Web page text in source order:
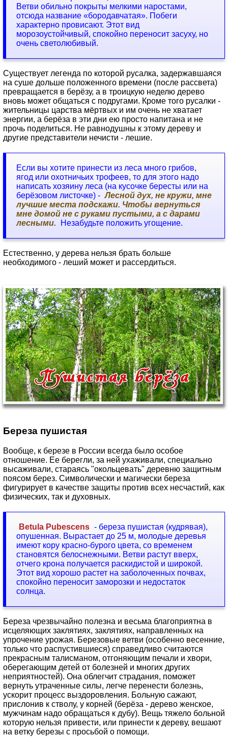
Ветви обильно покрыты мелкими наростами,
отсюда название «бородавчатая». Побеги
характерно провисают. Этот вид
морозоустойчивый, спокойно переносит засуху, но
очень светолюбивый.
Существует легенда по которой русалка, задержавшаяся
на суше дольше положенного времени (после рассвета)
превращается в берёзу, а в троицкую неделю дерево
вновь может общаться с подругами. Кроме того русалки -
жительницы царства мёртвых и им очень не хватает
энергии, а берёза в эти дни ею просто напитана и не
прочь поделиться. Не равнодушны к этому дереву и
другие представители нечисти - лешие.
Если вы хотите принести из леса много грибов,
ягод или охотничьих трофеев, то для этого надо
написать хозяину леса (на кусочке бересты или на
берёзовом листочке) - Лесной дух, не кружи, мне
лучшие места подскажи. Чтобы вернуться
мне домой не с руками пустыми, а с да­рами
лесными.
Незабудьте положить угощение.
Естественно, у дерева нельзя брать больше
необходимого - леший может и рассердиться.
Береза пушистая
Вообще, к березе в России всегда было особое
отношение. Ее берегли, за ней ухаживали, специально
высаживали, стараясь "окольцевать" деревню защитным
поясом берез. Символически и магически береза
фигурирует в качестве защиты против всех несчастий, как
физических, так и духовных.
Betula Pubescens - береза пушистая (кудрявая),
опушенная. Вырастает до 25 м, молодые деревья
имеют кору красно-бурого цвета, со временем
становятся белоснежными. Ветви растут вверх,
отчего крона получается раскидистой и широкой.
Этот вид хорошо растет на заболоченных почвах,
спокойно переносит заморозки и недостаток
солнца.
Береза чрезвычайно полезна и весьма благоприятна в
исцеляющих заклятиях, заклятиях, направленных на
упрочение урожая. Березовые ветви (особенно весенние,
только что распустившиеся) справедливо считаются
прекрасным талисманом, отгоняющим печали и хвори,
оберегающим детей от болезней и многих других
неприятностей). Она облегчит страдания, поможет
вернуть утраченные силы, легче перенести болезнь,
ускорит процесс выздоровления. Больную сажают,
прислонив к стволу, у корней (берёза - дерево женское,
мужчинам надо обращаться к дубу). Вещь тяжело больной
которую нельзя привести, или принести к дереву, вешают
на ветку березы с просьбой о помощи.